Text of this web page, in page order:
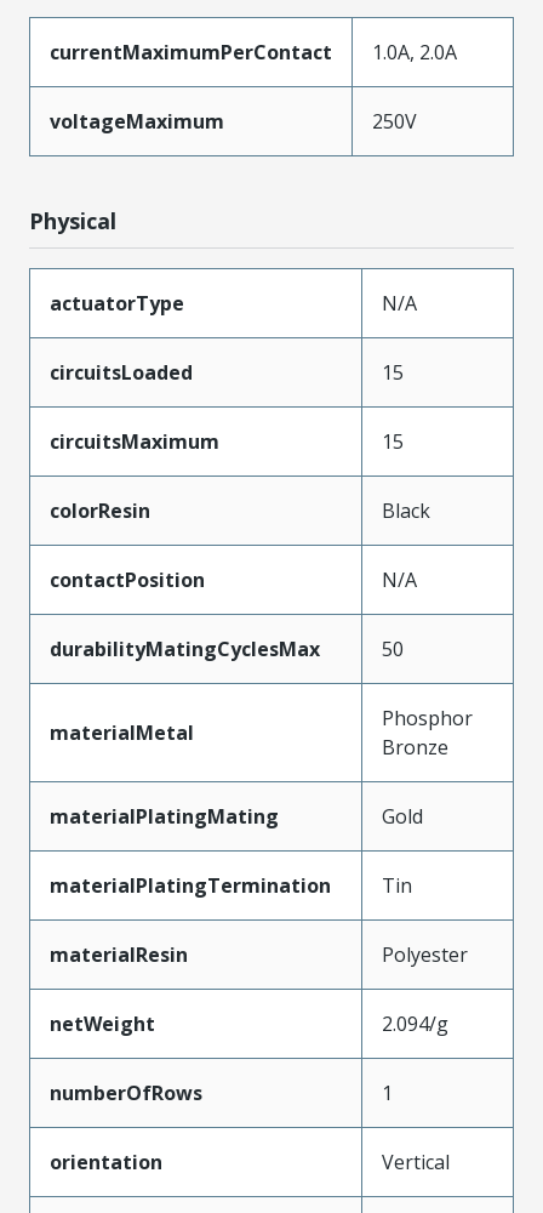
currentMaximumPerContact 1.0A, 2.0A
voltageMaximum 250V
Physical
actuatorType N/A
circuitsLoaded 15
circuitsMaximum 15
colorResin Black
contactPosition N/A
durabilityMatingCyclesMax 50
materialMetal
Phosphor
Bronze
materialPlatingMating Gold
materialPlatingTermination Tin
materialResin Polyester
netWeight 2.094/g
numberOfRows 1
orientation Vertical